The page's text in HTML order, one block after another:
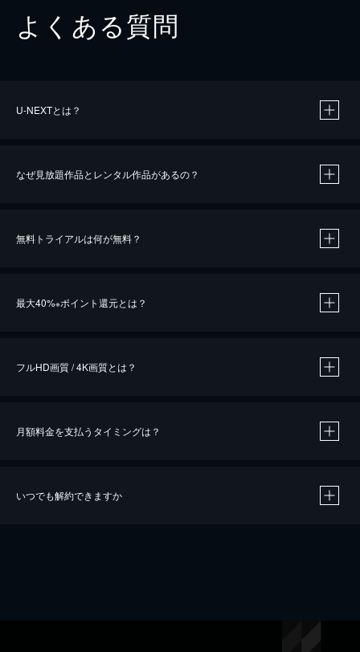
よくある質問
U-NEXTとは？
なぜ見放題作品とレンタル作品があるの？
無料トライアルは何が無料？
最大40%※ポイント還元とは？
※40％ポイント還元の対象は、クレジットカード決済による作品の購入 / レンタルです。
iOSアプリのUコイン決済による作品の購入 / レンタルは、20％のポイント還元です。
フルHD画質 / 4K画質とは？
月額料金を支払うタイミングは？
いつでも解約できますか